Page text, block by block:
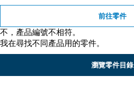
前往零件
不，產品編號不相符。
我在尋找不同產品用的零件。
瀏覽零件目錄